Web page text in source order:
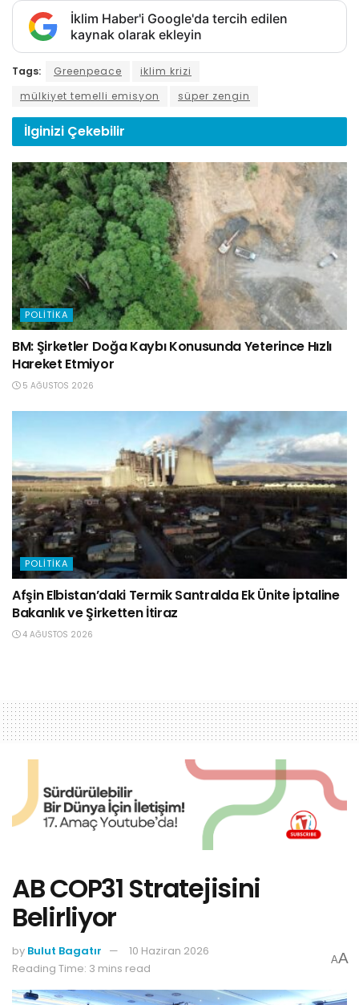
İklim Haber'i Google'da tercih edilen
kaynak olarak ekleyin
Tags: Greenpeace
iklim krizi
mülkiyet temelli emisyon
süper zengin
İlginizi Çekebilir
POLITIKA
BM: Şirketler Doğa Kaybı Konusunda Yeterince Hızlı
Hareket Etmiyor
5 AĞUSTOS 2026
POLITIKA
Afşin Elbistan’daki Termik Santralda Ek Ünite İptaline
Bakanlık ve Şirketten İtiraz
4 AĞUSTOS 2026
AB COP31 Stratejisini
Belirliyor
by Bulut Bagatır
10 Haziran 2026
Reading Time: 3 mins read
AA